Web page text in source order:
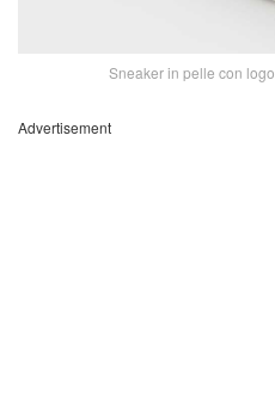
Sneaker in pelle con
Advertisement